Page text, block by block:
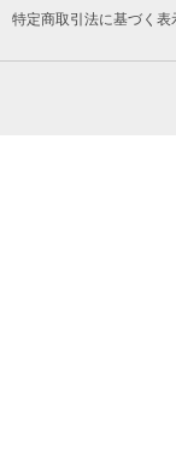
特定商取引法に基づく表